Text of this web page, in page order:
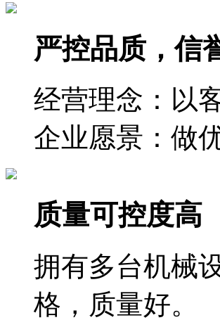
严控品质，信
经营理念：以
企业愿景：做
质量可控度高
拥有多台机械
格，质量好。